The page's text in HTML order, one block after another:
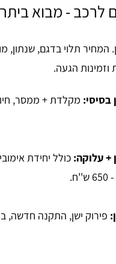
- מבוא ביתר
המחיר תלוי בדגם, שנתון,
הגעה.
בסיסי:
+ עלוקה: כולל יחידת